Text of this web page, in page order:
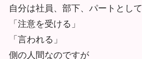
自分は社員、部下、パートとして
「注意を受ける」
「言われる」
側の人間なのですが